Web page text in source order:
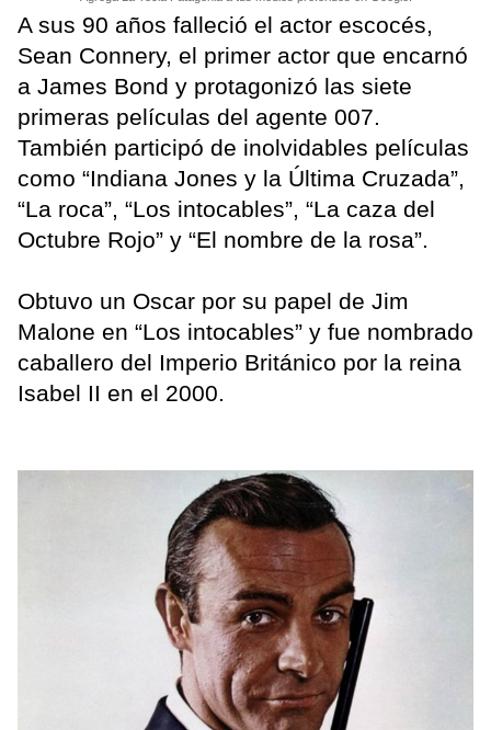
A sus 90 años falleció el actor escocés,
Sean Connery, el primer actor que encarnó
a James Bond y protagonizó las siete
primeras películas del agente 007.
También participó de inolvidables películas
como “Indiana Jones y la Última Cruzada”,
“La roca”, “Los intocables”, “La caza del
Octubre Rojo” y “El nombre de la rosa”.
Obtuvo un Oscar por su papel de Jim
Malone en “Los intocables” y fue nombrado
caballero del Imperio Británico por la reina
Isabel II en el 2000.